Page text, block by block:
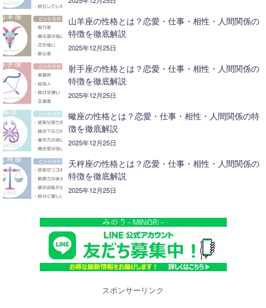
山羊座の性格とは？恋愛・仕事・相性・人間関係の
特徴を徹底解説
2025年12月25日
射手座の性格とは？恋愛・仕事・相性・人間関係の
特徴を徹底解説
2025年12月25日
蠍座の性格とは？恋愛・仕事・相性・人間関係の特
徴を徹底解説
2025年12月25日
天秤座の性格とは？恋愛・仕事・相性・人間関係の
特徴を徹底解説
2025年12月25日
スポンサーリンク